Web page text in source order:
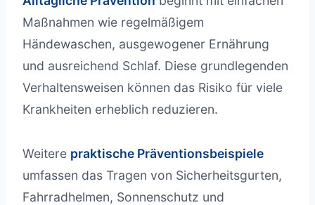
Maßnahmen wie regelmäßigem
Händewaschen, ausgewogener Ernährung
und ausreichend Schlaf. Diese grundlegenden
Verhaltensweisen können das Risiko für viele
Krankheiten erheblich reduzieren.
Weitere praktische Präventionsbeispiele
umfassen das Tragen von Sicherheitsgurten,
Fahrradhelmen, Sonnenschutz und